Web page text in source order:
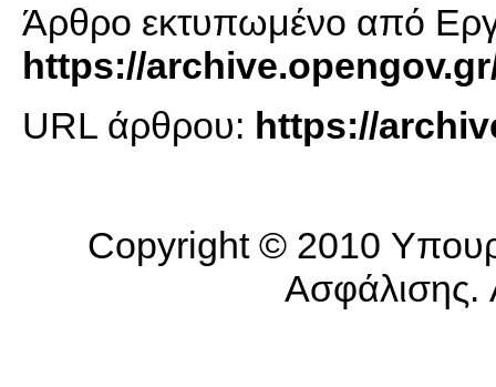
Άρθρο εκτυπωμένο από
https://
URL άρθρου: https://
Copyright © 2010
Ασφάλισης.